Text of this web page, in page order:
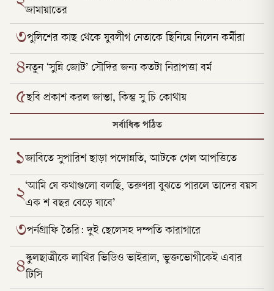
জামায়াতের
৩পুলিশের কাছ থেকে যুবলীগ নেতাকে ছিনিয়ে নিলেন কর্মীরা
৪নতুন ‘সুন্নি জোট’ সৌদির জন্য কতটা নিরাপত্তা বর্ম
৫ছবি প্রকাশ করল জান্তা, কিন্তু সু চি কোথায়
সর্বাধিক পঠিত
১জাবিতে সুপারিশ ছাড়া পদোন্নতি, আটকে গেল আপত্তিতে
২‘আমি যে কথাগুলো বলছি, তরুণরা বুঝতে পারলে তাদের বয়স
এক শ বছর বেড়ে যাবে’
৩পর্নগ্রাফি তৈরি: দুই ছেলেসহ দম্পতি কারাগারে
৪স্কুলছাত্রীকে লাথির ভিডিও ভাইরাল, ভুক্তভোগীকেই এবার
টিসি